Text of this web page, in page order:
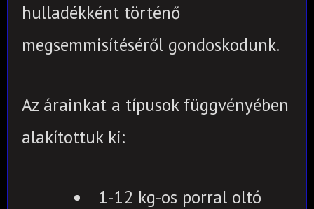
hulladékként történő
megsemmisítéséről gondoskodunk.
Az árainkat a típusok függvényében
alakítottuk ki:
1-12 kg-os porral oltó